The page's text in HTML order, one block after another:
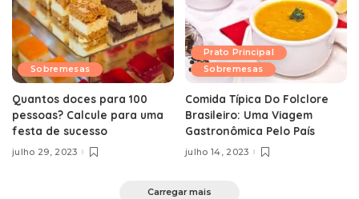
Sobremesas
Quantos doces para 100
pessoas? Calcule para uma
festa de sucesso
julho 29, 2023
Prato Principal
Sobremesas
Comida Típica Do Folclore
Brasileiro: Uma Viagem
Gastronômica Pelo País
julho 14, 2023
Carregar mais